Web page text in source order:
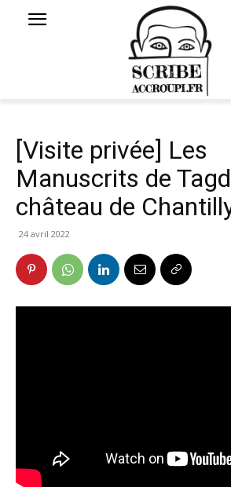
[Visite privée] Les
Manuscrits de
château de
24 avril 2022